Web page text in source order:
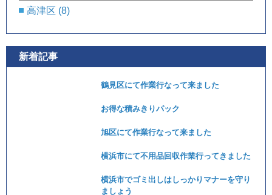
高津区 (8)
新着記事
鶴見区にて作業行なって来ました
お得な積みきりパック
旭区にて作業行なって来ました
横浜市にて不用品回収作業行ってきました
横浜市でゴミ出しはしっかりマナーを守り
ましょう